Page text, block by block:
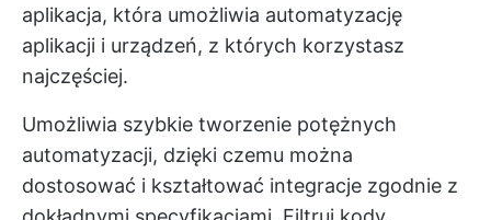
aplikacja, która umożliwia automatyzację
aplikacji i urządzeń, z których korzystasz
najczęściej.
Umożliwia szybkie tworzenie potężnych
automatyzacji, dzięki czemu można
dostosować i kształtować integracje zgodnie z